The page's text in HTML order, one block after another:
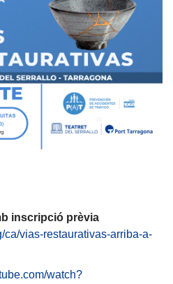
inscripció prèvia
ca/vias-restaurativas-arriba-a-
watch?